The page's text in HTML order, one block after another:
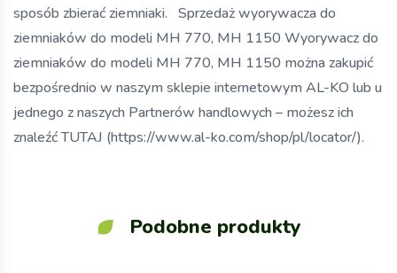
sposób zbierać ziemniaki. Sprzedaż wyorywacza do
ziemniaków do modeli MH 770, MH 1150 Wyorywacz do
ziemniaków do modeli MH 770, MH 1150 można zakupić
bezpośrednio w naszym sklepie internetowym AL-KO lub u
jednego z naszych Partnerów handlowych – możesz ich
znaleźć TUTAJ (https://www.al-ko.com/shop/pl/locator/).
Podobne produkty